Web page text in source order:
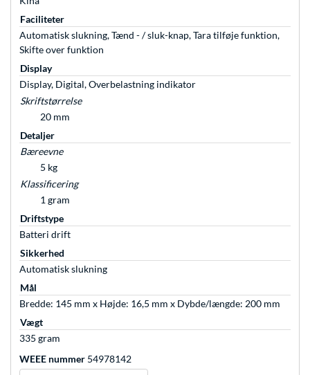
Faciliteter
Automatisk slukning, Tænd - / sluk-knap, Tara tilføje funktion,
Skifte over funktion
Display
Display, Digital, Overbelastning indikator
Skriftstørrelse
20 mm
Detaljer
Bæreevne
5 kg
Klassificering
1 gram
Driftstype
Batteri drift
Sikkerhed
Automatisk slukning
Mål
Bredde: 145 mm x Højde: 16,5 mm x Dybde/længde: 200 mm
Vægt
335 gram
WEEE nummer 54978142